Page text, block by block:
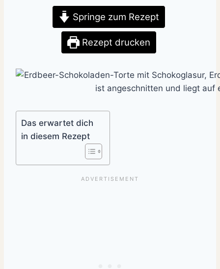
Springe zum Rezept
Rezept drucken
Das erwartet dich
in diesem Rezept